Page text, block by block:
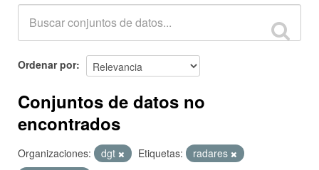
Ordenar por
Conjuntos de datos no
encontrados
Organizaciones: dgt Etiquetas:
radares